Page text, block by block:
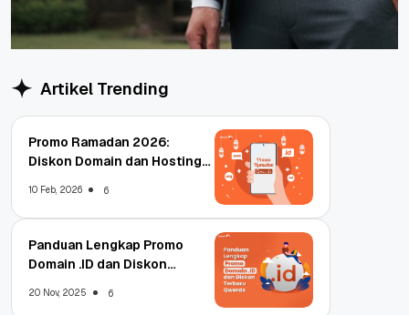
Artikel Trending
Promo Ramadan 2026:
Diskon Domain dan Hosting
10 Feb, 2026 6
Panduan Lengkap Promo
Domain .ID dan Diskon
20 Nov, 2025 6